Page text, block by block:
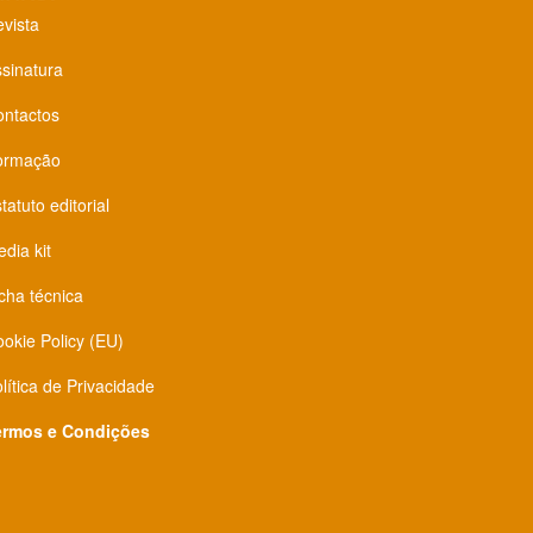
editorial
kit
técnica
Policy (EU)
de Privacidade
e Condições